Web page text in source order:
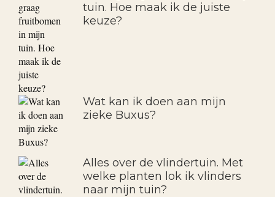
tuin. Hoe maak ik de juiste
keuze?
Wat kan ik doen aan mijn
zieke Buxus?
Alles over de vlindertuin. Met
welke planten lok ik vlinders
naar mijn tuin?